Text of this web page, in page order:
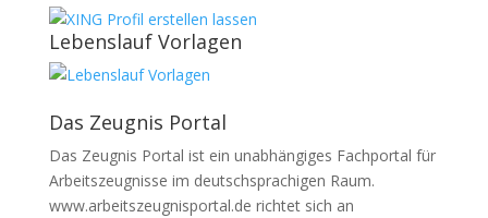
Lebenslauf Vorlagen
Das Zeugnis Portal
Das Zeugnis Portal ist ein unabhängiges Fachportal für
Arbeitszeugnisse im deutschsprachigen Raum.
www.arbeitszeugnisportal.de richtet sich an